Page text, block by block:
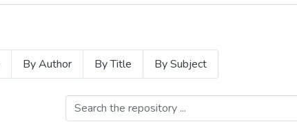
By Author By Title By Subject